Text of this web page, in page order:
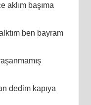
aklım başıma
ben bayram
dedim kapıya